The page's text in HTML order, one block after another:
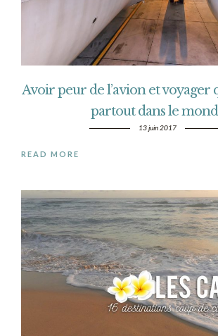
Avoir peur de l’avion et voyager
partout dans le
13 juin 2017
READ MORE